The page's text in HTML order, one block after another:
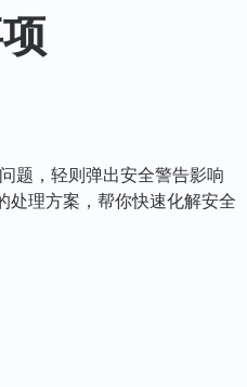
题，轻则弹出安全警告影响
处理方案，帮你快速化解安全